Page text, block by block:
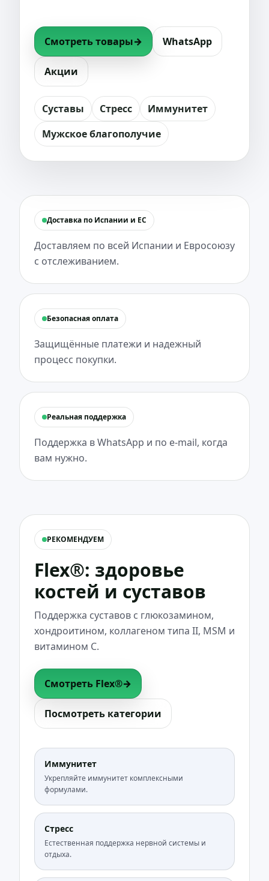
Смотреть товары→ WhatsApp
Акции
Суставы Стресс
Иммунитет
Мужское благополучие
Доставка по Испании и ЕС
Доставляем по всей Испании и Евросоюзу
с отслеживанием.
Безопасная оплата
Защищённые платежи и надежный
процесс покупки.
Реальная поддержка
Поддержка в WhatsApp и по e-mail, когда
вам нужно.
РЕКОМЕНДУЕМ
Flex®: здоровье
костей и суставов
Поддержка суставов с глюкозамином,
хондроитином, коллагеном типа II, MSM и
витамином C.
Смотреть Flex®→
Посмотреть категории
Иммунитет
Укрепляйте иммунитет комплексными
формулами.
Стресс
Естественная поддержка нервной системы и
отдыха.